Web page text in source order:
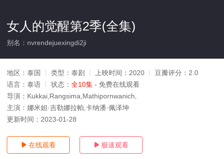
女人的觉醒第2季(全集)
别名：nvrendejuexingdi2ji
地区： 泰国 类型： 泰剧 上映时间： 2020 豆瓣评分： 2.0
语言： 泰语 状态： 全10集 - 免费在线观看
导演： Kukkai,Rangsima,Mathipornwanich,
主演： 娜米妲·吉勒娜拉帕,卡纳潘·佩泽坤
更新时间： 2023-01-28
 在线观看  极速观看